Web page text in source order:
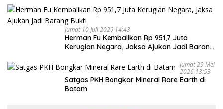
Jumat 10 Juli 2026 14:43
Herman Fu Kembalikan Rp 951,7 Juta
Kerugian Negara, Jaksa Ajukan Jadi Barang
Jumat 29 Mei
2026 13:53
Satgas PKH Bongkar Mineral Rare Earth di